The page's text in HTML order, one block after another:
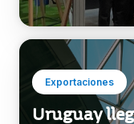
Exportaciones